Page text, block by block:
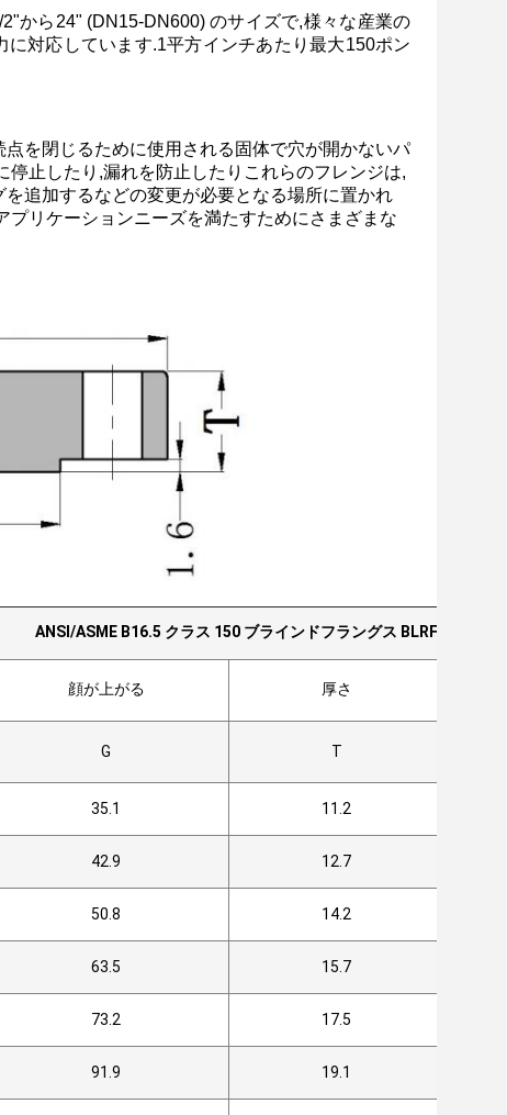
2"から24" (DN15-DN600) のサイズで,様々な産業の
対応しています.1平方インチあたり最大150ポン
を閉じるために使用される固体で穴が開かないパ
止したり,漏れを防止したりこれらのフレンジは,
追加するなどの変更が必要となる場所に置かれ
リケーションニーズを満たすためにさまざまな
ANSI/ASME B16.5 クラス 150 ブラインドフラングス BLRF
顔が上がる 厚さ
G T
35.1 11.2
42.9 12.7
50.8 14.2
63.5 15.7
73.2 17.5
91.9 19.1